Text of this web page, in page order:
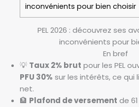
inconvénients pour bien choisir
PEL 2026 : découvrez ses
inconvénients pour
En bref
💡 Taux 2% brut pour les PEL
PFU 30% sur les intérêts, ce
net.
🏦 Plafond de versement de